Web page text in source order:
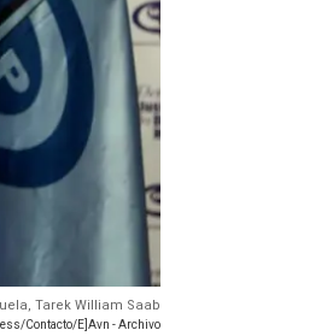
Tarek William Saab
Contacto/E]Avn - Archivo